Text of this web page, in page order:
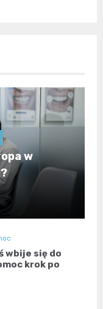
w
wbije się do
krok po